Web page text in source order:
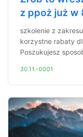
z ppoż już w
szkolenie z
korzystne rabaty
Poszukujesz
30.11.-0001